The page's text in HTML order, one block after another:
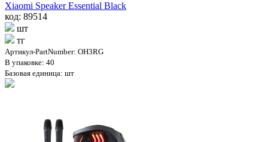
Xiaomi Speaker Essential Black
код: 89514
шт
тг
Артикул-PartNumber: OH3RG
В упаковке: 40
Базовая единица: шт